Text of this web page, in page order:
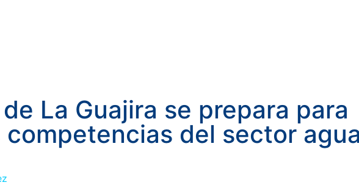
La Guajira se prepara para
competencias del sector